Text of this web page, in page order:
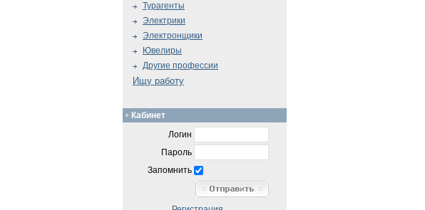
Турагенты
Электрики
Электронщики
Ювелиры
Другие профессии
Ищу работу
Кабинет
Логин
Пароль
Запомнить